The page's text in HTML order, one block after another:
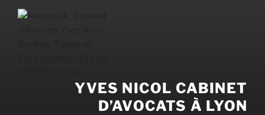
Aller
YVES NICOL CABINET
D’AVOCATS À LYON